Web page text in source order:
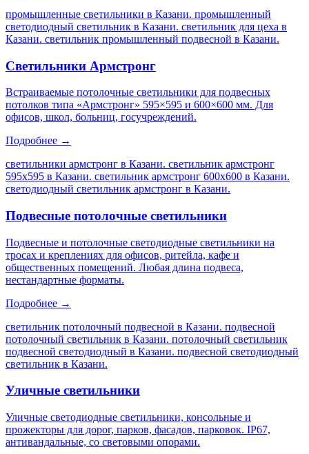
промышленные светильники в Казани. промышленный
светодиодный светильник в Казани. светильник для цеха в
Казани. светильник промышленный подвесной в Казани.
Светильники Армстронг
Встраиваемые потолочные светильники для подвесных
потолков типа «Армстронг» 595×595 и 600×600 мм. Для
офисов, школ, больниц, госучреждений.
Подробнее →
светильники армстронг в Казани. светильник армстронг
595х595 в Казани. светильник армстронг 600х600 в Казани.
светодиодный светильник армстронг в Казани.
Подвесные потолочные светильники
Подвесные и потолочные светодиодные светильники на
тросах и креплениях для офисов, ритейла, кафе и
общественных помещений. Любая длина подвеса,
нестандартные форматы.
Подробнее →
светильник потолочный подвесной в Казани. подвесной
потолочный светильник в Казани. потолочный светильник
подвесной светодиодный в Казани. подвесной светодиодный
светильник в Казани.
Уличные светильники
Уличные светодиодные светильники, консольные и
прожекторы для дорог, парков, фасадов, парковок. IP67,
антивандальные, со световыми опорами.